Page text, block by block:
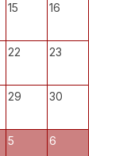
15 16
22 23
29 30
5 6